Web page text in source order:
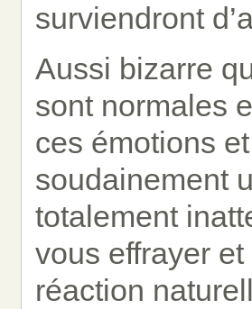
surviendront
Aussi bizarre
sont normales
ces émotions
soudainement
totalement
vous effrayer
réaction